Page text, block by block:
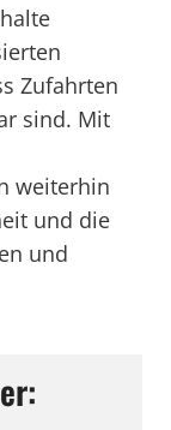
Zufahrten
sind. Mit
weiterhin
und die
und